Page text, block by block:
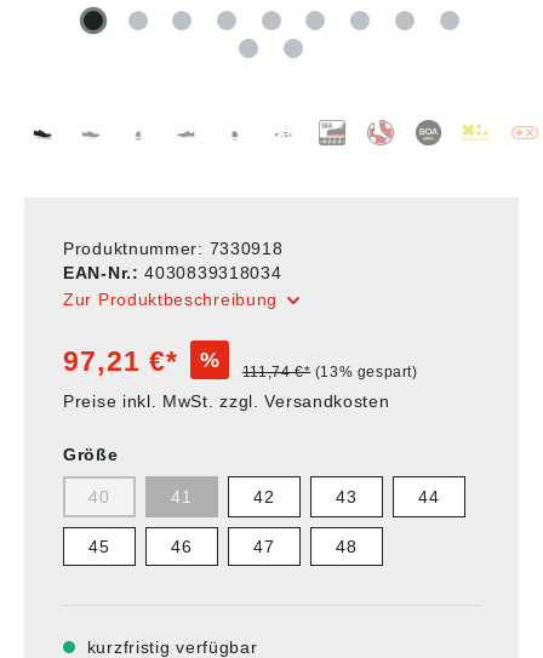
Produktnummer: 7330918
EAN-Nr.:4030839318034
Zur Produktbeschreibung
97,21 €* % 111,74 €* (13% gespart)
Preise inkl. MwSt. zzgl. Versandkosten
Größe
40 41 42 43 44
45 46 47 48
kurzfristig verfügbar